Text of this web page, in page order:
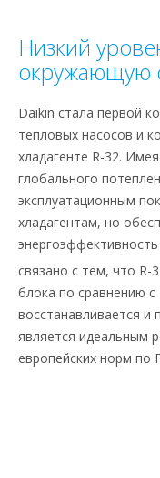
Низкий
окружающую
Daikin стала первой
тепловых насосов и
хладагенте R-32.
глобального
эксплуатационным
хладагентам, но
связано с тем, что
блока по сравнению с
восстанавливается и
является идеальным
европейских норм по